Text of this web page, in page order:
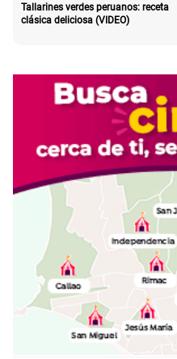
Tallarines verdes peruanos: receta
clásica deliciosa (VIDEO)